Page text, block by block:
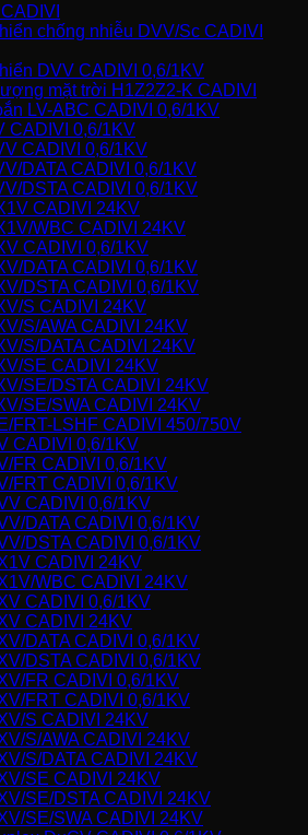
chống nhiễu DVV/Sc CADIVI
DVV CADIVI 0,6/1KV
mặt trời H1Z2Z2-K CADIVI
LV-ABC CADIVI 0,6/1KV
CADIVI 0,6/1KV
CADIVI 0,6/1KV
DATA CADIVI 0,6/1KV
DSTA CADIVI 0,6/1KV
CADIVI 24KV
WBC CADIVI 24KV
CADIVI 0,6/1KV
DATA CADIVI 0,6/1KV
DSTA CADIVI 0,6/1KV
S CADIVI 24KV
S/AWA CADIVI 24KV
S/DATA CADIVI 24KV
SE CADIVI 24KV
SE/DSTA CADIVI 24KV
SE/SWA CADIVI 24KV
FRT-LSHF CADIVI 450/750V
CADIVI 0,6/1KV
FR CADIVI 0,6/1KV
FRT CADIVI 0,6/1KV
CADIVI 0,6/1KV
DATA CADIVI 0,6/1KV
DSTA CADIVI 0,6/1KV
CADIVI 24KV
WBC CADIVI 24KV
CADIVI 0,6/1KV
CADIVI 24KV
DATA CADIVI 0,6/1KV
DSTA CADIVI 0,6/1KV
FR CADIVI 0,6/1KV
FRT CADIVI 0,6/1KV
S CADIVI 24KV
S/AWA CADIVI 24KV
S/DATA CADIVI 24KV
SE CADIVI 24KV
SE/DSTA CADIVI 24KV
SE/SWA CADIVI 24KV